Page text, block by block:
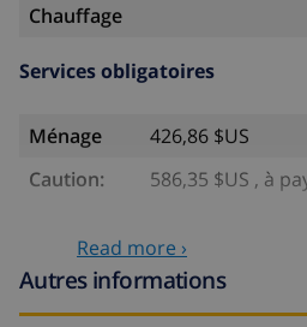
Chauffage
Services obligatoires
Ménage
426,86 $US
Caution:
586,35 $US , à
Services optionnels
Read more ›
Autres informations